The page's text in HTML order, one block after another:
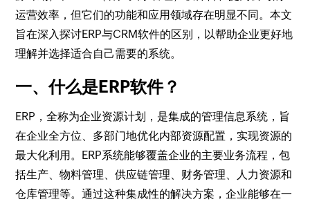
运营效率，但它们的功能和应用领域存在明显不同。本文
旨在深入探讨ERP与CRM软件的区别，以帮助企业更好地
理解并选择适合自己需要的系统。
一、什么是ERP软件？
ERP，全称为企业资源计划，是集成的管理信息系统，旨
在企业全方位、多部门地优化内部资源配置，实现资源的
最大化利用。ERP系统能够覆盖企业的主要业务流程，包
括生产、物料管理、供应链管理、财务管理、人力资源和
仓库管理等。通过这种集成性的解决方案，企业能够在一